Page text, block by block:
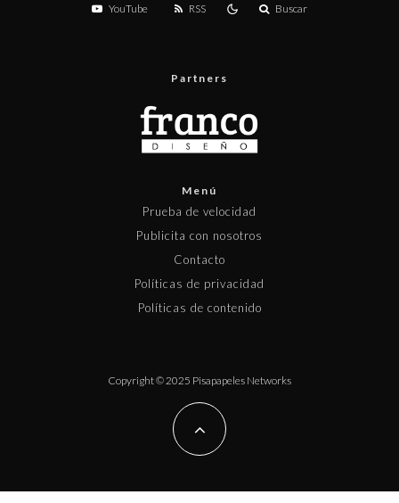
YouTube RSS Buscar
Partners
Menú
Prueba de velocidad
Publicita con nosotros
Contacto
Políticas de privacidad
Políticas de contenido
Copyright © 2025 Pisapapeles Networks